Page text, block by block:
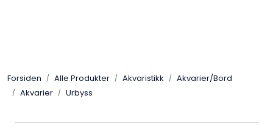
Forsiden Alle Produkter Akvaristikk
Akvarier/Bord
Akvarier
Urbyss
Leverandører